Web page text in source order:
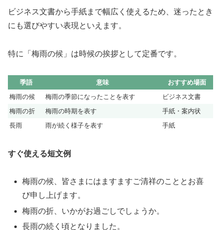
ビジネス文書から手紙まで幅広く使えるため、迷ったとき
にも選びやすい表現といえます。
特に「梅雨の候」は時候の挨拶として定番です。
季語 意味
おすすめ場面
梅雨の候
梅雨の季節になったことを表す
ビジネス文書
梅雨の折
梅雨の時期を表す
手紙・案内状
長雨
雨が続く様子を表す 手紙
すぐ使える短文例
梅雨の候、皆さまにはますますご清祥のこととお喜
び申し上げます。
梅雨の折、いかがお過ごしでしょうか。
長雨の続く頃となりました。